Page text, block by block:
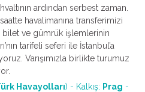
ardından serbest zaman.
havalimanına transferimizi
ve gümrük işlemlerinin
tarifeli seferi ile İstanbul’a
Varışımızla birlikte turumuz
Havayolları) - Kalkış: Prag -